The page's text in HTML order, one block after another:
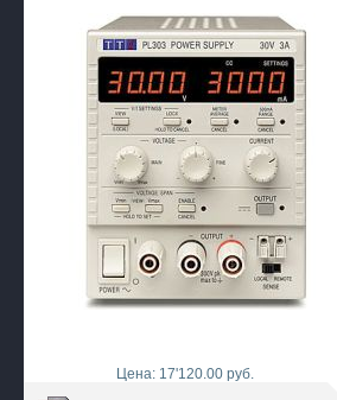
Цена: 17'120.00 руб.